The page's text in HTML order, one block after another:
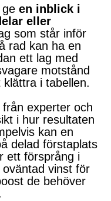
en inblick i
eller
som står inför
rad kan ha en
ett lag med
motstånd
i tabellen.
experter och
i hur resultaten
kan en
delad förstaplats
ett försprång i
vinst för
de behöver